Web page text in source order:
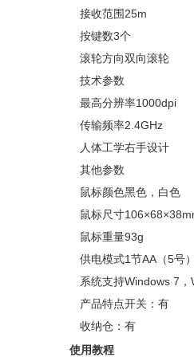
接收范围25m
按键数3个
滚轮方向双向滚轮
技术参数
最高分辨率1000dpi
传输频率2.4GHz
人体工学右手设计
其他参数
鼠标颜色黑色，白色
鼠标尺寸
鼠标重量93g
供电模式1节AA（5号
系统支持Windows 7，
产品特点开关：有
收纳仓：有
使用教程